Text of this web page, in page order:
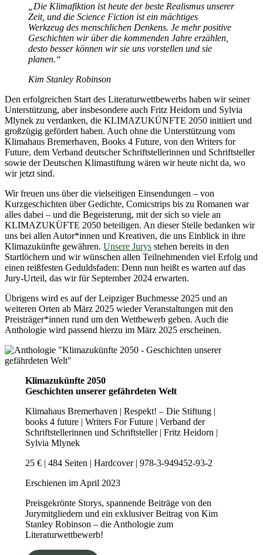
„Die Klimafiktion ist heute der beste Realismus unserer
Zeit, und die Science Fiction ist ein mächtiges
Werkzeug des menschlichen Denkens. Je mehr positive
Geschichten wir über die kommenden Jahre erzählen,
desto besser können wir sie uns vorstellen und sie
planen.“
Kim Stanley Robinson
Den erfolgreichen Start des Literaturwettbewerbs haben wir seiner
Unterstützung, aber insbesondere auch Fritz Heidorn und Sylvia
Mlynek zu verdanken, die KLIMAZUKÜNFTE 2050 initiiert und
großzügig gefördert haben. Auch ohne die Unterstützung vom
Klimahaus Bremerhaven, Books 4 Future, von den Writers for
Future, dem Verband deutscher Schriftstellerinnen und Schriftsteller
sowie der Deutschen Klimastiftung wären wir heute nicht da, wo
wir jetzt sind.
Wir freuen uns über die vielseitigen Einsendungen – von
Kurzgeschichten über Gedichte, Comicstrips bis zu Romanen war
alles dabei – und die Begeisterung, mit der sich so viele an
KLIMAZUKÜFTE 2050 beteiligen. An dieser Stelle bedanken wir
uns bei allen Autor*innen und Kreativen, die uns Einblick in ihre
Klimazukünfte gewähren. Unsere Jurys stehen bereits in den
Startlöchern und wir wünschen allen Teilnehmenden viel Erfolg und
einen reißfesten Geduldsfaden: Denn nun heißt es warten auf das
Jury-Urteil, das wir für September 2024 erwarten.
Übrigens wird es auf der Leipziger Buchmesse 2025 und an
weiteren Orten ab März 2025 wieder Veranstaltungen mit den
Preisträger*innen rund um den Wettbewerb geben. Auch die
Anthologie wird passend hierzu im März 2025 erscheinen.
Klimazukünfte 2050
Geschichten unserer gefährdeten Welt
Klimahaus Bremerhaven | Respekt! – Die Stiftung |
books 4 future | Writers For Future | Verband der
Schriftstellerinnen und Schriftsteller | Fritz Heidorn |
Sylvia Mlynek
25 € | 484 Seiten | Hardcover | 978-3-949452-93-2
Erschienen im April 2023
Preisgekrönte Storys, spannende Beiträge von den
Jurymitgliedern und ein exklusiver Beitrag von Kim
Stanley Robinson – die Anthologie zum
Literaturwettbewerb!